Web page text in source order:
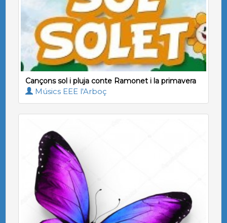
Cançons sol i pluja conte Ramonet i la primavera
Músics EEE l'Arboç